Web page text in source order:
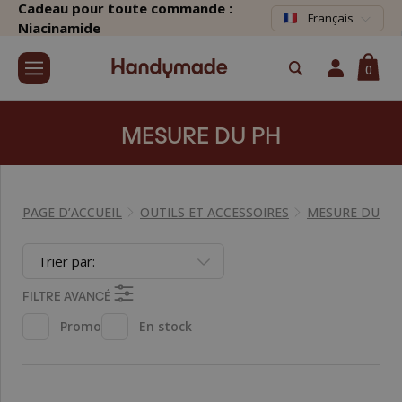
Cadeau pour toute commande :
Niacinamide
Français
0
MESURE DU PH
PAGE D’ACCUEIL OUTILS ET ACCESSOIRES MESURE DU PH
Trier par:
FILTRE AVANCÉ
Promo
En stock